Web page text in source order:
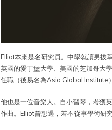
Elliot本來是名研究員。中學就讀男拔
英國的愛丁堡大學、美國的芝加哥大
任職（後易名為Asia Global Institute
他也是一位音樂人。自小習琴，考獲
作曲。Elliot曾想過，若不從事學術研